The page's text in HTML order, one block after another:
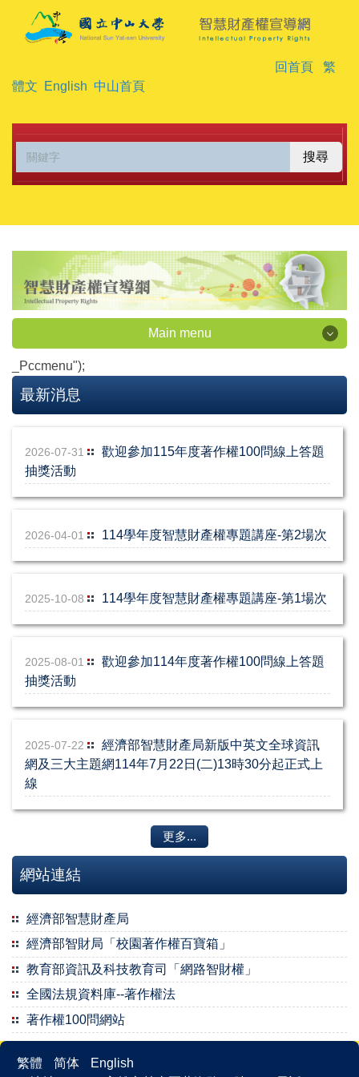
內
區
回首頁
繁
體文
English 中山首頁
搜尋
Main menu
Main menu
最新消息
智慧財產權推廣
校園網路管理機制
館藏資源管理機制
重要法規
智慧財產權疑似侵權案件標準作業處理流程
著作權授權書範例下載
_Pccmenu");
最新消息
2026-07-31
歡迎參加115年度著作權100問線上答題
抽獎活動
2026-04-01 114學年度智慧財產權專題講座-第2場次
2025-10-08 114學年度智慧財產權專題講座-第1場次
2025-08-01
歡迎參加114年度著作權100問線上答題
抽獎活動
2025-07-22
經濟部智慧財產局新版中英文全球資訊
網及三大主題網114年7月22日(二)13時30分起正式上
線
更多...
網站連結
經濟部智慧財產局
經濟部智財局「校園著作權百寶箱」
教育部資訊及科技教育司「網路智財權」
全國法規資料庫--著作權法
著作權100問網站
繁體 简体
English